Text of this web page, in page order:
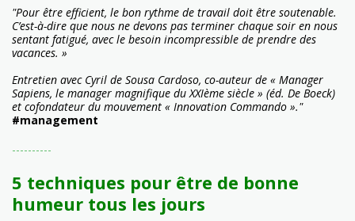
"Pour être efficient, le bon rythme de travail doit être soutenable.
C’est-à-dire que nous ne devons pas terminer chaque soir en nous
sentant fatigué, avec le besoin incompressible de prendre des
vacances. »
Entretien avec Cyril de Sousa Cardoso, co-auteur de « Manager
Sapiens, le manager magnifique du XXIème siècle » (éd. De Boeck)
et cofondateur du mouvement « Innovation Commando »."
#management
----------
5 techniques pour être de bonne
humeur tous les jours